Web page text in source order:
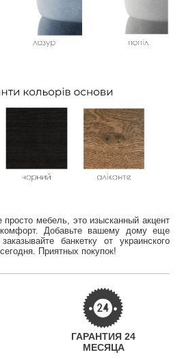
просто мебель, это изысканный акцент
Добавьте вашему дому еще
банкетку от украинского
Приятных покупок!
ГАРАНТИЯ 24
МЕСЯЦА